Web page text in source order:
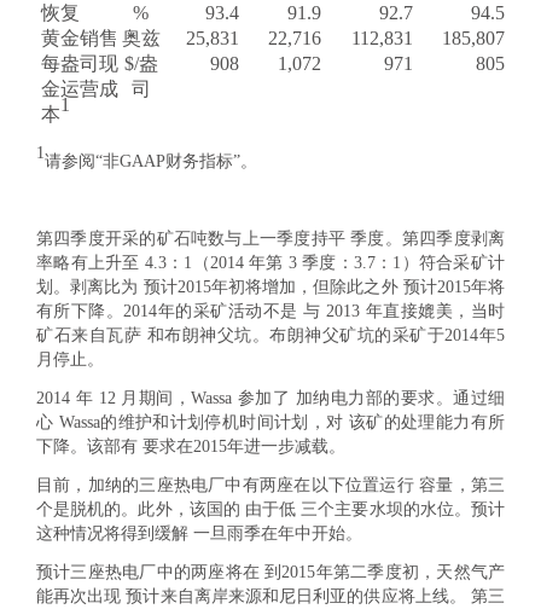
恢复 % 93.4 91.9 92.7
94.5
黄金销售 奥兹 25,831 22,716 112,831
185,807
每盎司现
金运营成
本1
$/盎
司
908 1,072 971 805
1 请参阅“非GAAP财务指标”。
第四季度开采的矿石吨数与上一季度持平 季度。第四季度剥离
率略有上升至 4.3：1（2014 年第 3 季度：3.7：1）符合采矿计
划。剥离比为 预计2015年初将增加，但除此之外 预计2015年将
有所下降。2014年的采矿活动不是 与 2013 年直接媲美，当时
矿石来自瓦萨 和布朗神父坑。布朗神父矿坑的采矿于2014年5
月停止。
2014 年 12 月期间，Wassa 参加了 加纳电力部的要求。通过细
心 Wassa的维护和计划停机时间计划，对 该矿的处理能力有所
下降。该部有 要求在2015年进一步减载。
目前，加纳的三座热电厂中有两座在以下位置运行 容量，第三
个是脱机的。此外，该国的 由于低 三个主要水坝的水位。预计
这种情况将得到缓解 一旦雨季在年中开始。
预计三座热电厂中的两座将在 到2015年第二季度初，天然气产
能再次出现 预计来自离岸来源和尼日利亚的供应将上线。 第三